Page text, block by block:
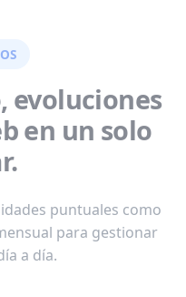
en un solo
puntuales como
para gestionar
a día.